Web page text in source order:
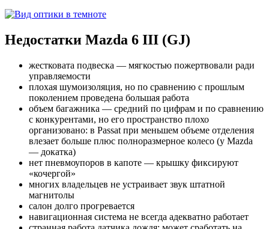
Недостатки Mazda 6 III (GJ)
жестковата подвеска — мягкостью пожертвовали ради
управляемости
плохая шумоизоляция, но по сравнению с прошлым
поколением проведена большая работа
объем багажника — средний по цифрам и по сравнению
с конкурентами, но его пространство плохо
организовано: в Passat при меньшем объеме отделения
влезает больше плюс полноразмерное колесо (у Mazda
— докатка)
нет пневмоупоров в капоте — крышку фиксируют
«кочергой»
многих владельцев не устраивает звук штатной
магнитолы
салон долго прогревается
навигационная система не всегда адекватно работает